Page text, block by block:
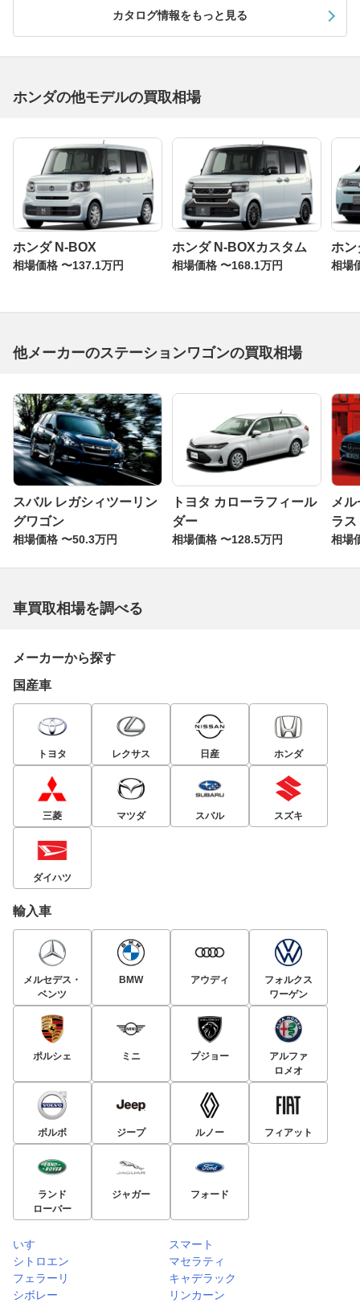
カタログ情報をもっと見る
ホンダの他モデルの買取相場
ホンダ N-BOX
相場価格 〜137.1万円
ホンダ N-BOXカスタム
相場価格 〜168.1万円
ホン
相場
他メーカーのステーションワゴンの買取相場
スバル レガシィツーリン
グワゴン
相場価格 〜50.3万円
トヨタ カローラフィール
ダー
相場価格 〜128.5万円
メ
ラス
相場
車買取相場を調べる
メーカーから探す
国産車
トヨタ レクサス 日産 ホンダ
三菱 マツダ スバル スズキ
ダイハツ
輸入車
メルセデス・
ベンツ
BMW アウディ
フォルクス
ワーゲン
ポルシェ ミニ プジョー
アルファ
ロメオ
ボルボ ジープ ルノー フィアット
ランド
ローバー
ジャガー フォード
いすゞ
スマート
シトロエン
マセラティ
フェラーリ
キャデラック
シボレー
リンカーン